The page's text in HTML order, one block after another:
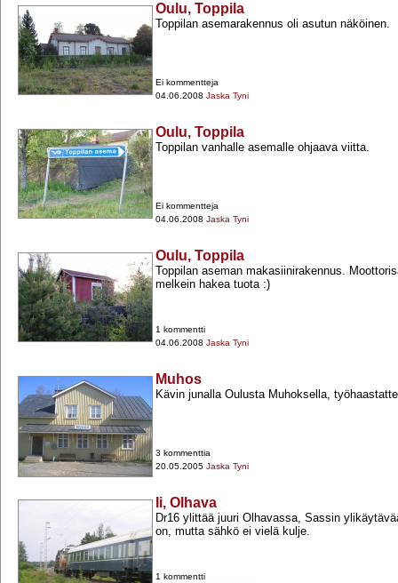
Oulu, Toppila
Toppilan asemarakennus oli asutun näköinen.
Ei kommentteja
04.06.2008 Jaska Tyni
Oulu, Toppila
Toppilan vanhalle asemalle ohjaava viitta.
Ei kommentteja
04.06.2008 Jaska Tyni
Oulu, Toppila
Toppilan aseman makasiinirakennus.
melkein hakea tuota :)
1 kommentti
04.06.2008 Jaska Tyni
Muhos
Kävin junalla Oulusta Muhoksella,
3 kommenttia
20.05.2005 Jaska Tyni
Ii, Olhava
Dr16 ylittää juuri Olhavassa, Sassin
on, mutta sähkö ei vielä kulje.
1 kommentti